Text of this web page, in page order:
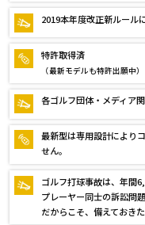
2019本年度改正新ルール
特許取得済
（最新モデルも特許出願中）
各ゴルフ団体・メディア
最新型は専用設計により
せん。
ゴルフ打球事故は、年間
プレーヤー同士の訴訟問
だからこそ、備えておき